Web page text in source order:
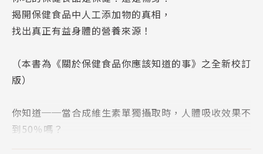
揭開保健食品中人工添加物的真相，
找出真正有益身體的營養來源！
（本書為《關於保健食品你應該知道的事》之全新校訂
版）
你知道──當合成維生素單獨攝取時，人體吸收效果不
到50％嗎？